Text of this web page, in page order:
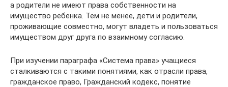
а родители не имеют права собственности на
имущество ребенка. Тем не менее, дети и родители,
проживающие совместно, могут владеть и пользоваться
имуществом друг друга по взаимному согласию.
При изучении параграфа «Система права» учащиеся
сталкиваются с такими понятиями, как отрасли права,
гражданское право, Гражданский кодекс, понятие